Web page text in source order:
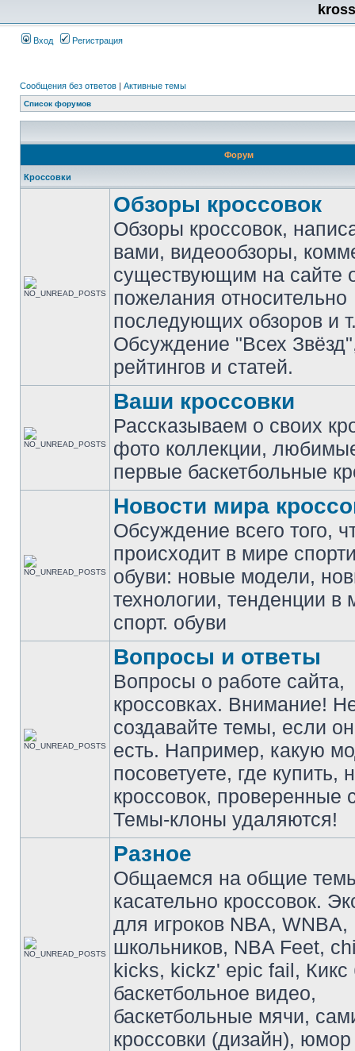
Вход Регистрация
Сообщения без ответов | Активные темы
Список форумов
Форум
Кроссовки
Обзоры кроссовок
Обзоры кроссовок,
вами, видеообзоры,
существующим на сайте
пожелания относительно
последующих обзоров и
Обсуждение "Всех
рейтингов и статей.
Ваши кроссовки
Рассказываем о своих
фото коллекции,
первые баскетбольные
Новости мира
Обсуждение всего того,
происходит в мире
обуви: новые модели,
технологии, тенденции в
спорт. обуви
Вопросы и ответы
Вопросы о работе сайта,
кроссовках. Внимание!
создавайте темы, если
есть. Например, какую
посоветуете, где купить,
кроссовок, проверенные
Темы-клоны удаляются!
Разное
Общаемся на общие
касательно кроссовок.
для игроков NBA, WNBA,
школьников, NBA Feet,
kicks, kickz' epic fail, Кикс
баскетбольное видео,
баскетбольные мячи,
кроссовки (дизайн),